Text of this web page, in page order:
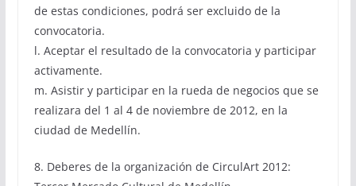
de estas condiciones, podrá ser excluido de la
convocatoria.
l. Aceptar el resultado de la convocatoria y participar
activamente.
m. Asistir y participar en la rueda de negocios que se
realizara del 1 al 4 de noviembre de 2012, en la
ciudad de Medellín.
8. Deberes de la organización de CirculArt 2012: